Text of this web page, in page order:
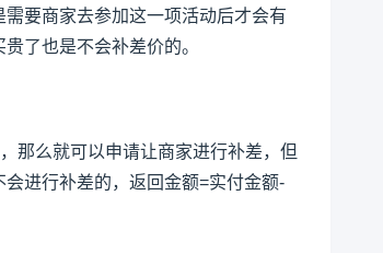
要商家去参加这一项活动后才会有
了也是不会补差价的。
那么就可以申请让商家进行补差，但
进行补差的，返回金额=实付金额-